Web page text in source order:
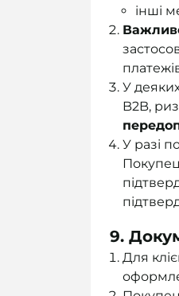
інші
У
B2B,
У разі
9.
Для